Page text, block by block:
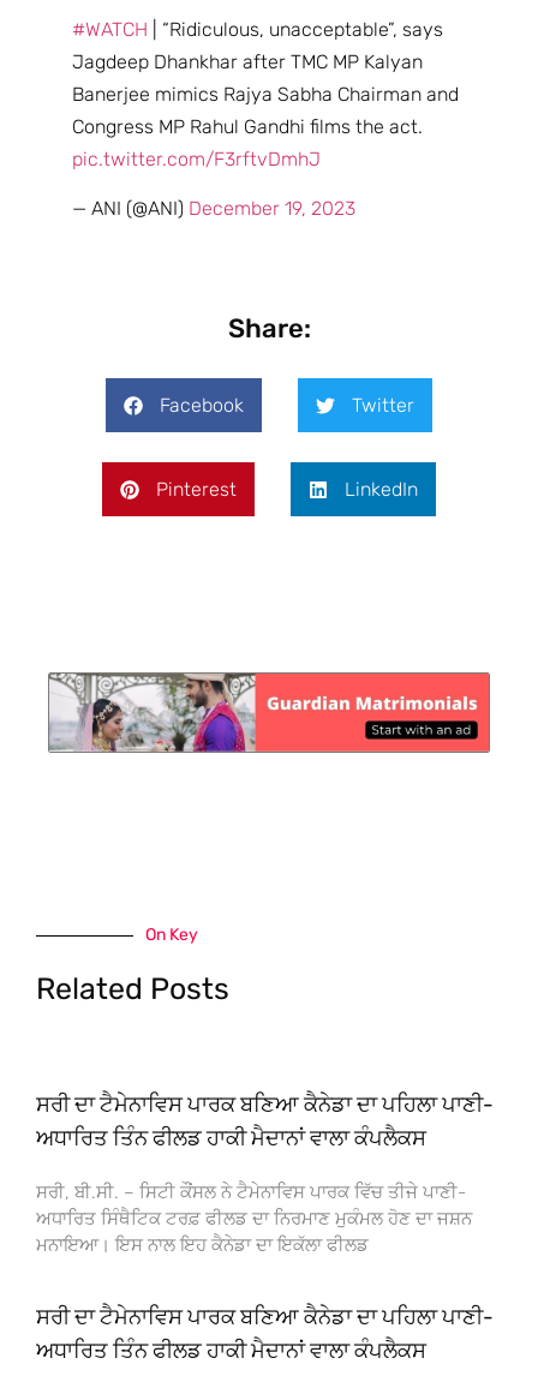
#WATCH | “Ridiculous, unacceptable”, says
Jagdeep Dhankhar after TMC MP Kalyan
Banerjee mimics Rajya Sabha Chairman and
Congress MP Rahul Gandhi films the act.
pic.twitter.com/F3rftvDmhJ
— ANI (@ANI) December 19, 2023
Share:
Facebook Twitter
Pinterest LinkedIn
On Key
Related Posts
ਸਰੀ ਦਾ ਟੈਮੇਨਾਵਿਸ ਪਾਰਕ ਬਣਿਆ ਕੈਨੇਡਾ ਦਾ ਪਹਿਲਾ ਪਾਣੀ-
ਅਧਾਰਿਤ ਤਿੰਨ ਫੀਲਡ ਹਾਕੀ ਮੈਦਾਨਾਂ ਵਾਲਾ ਕੰਪਲੈਕਸ
ਸਰੀ, ਬੀ.ਸੀ. – ਸਿਟੀ ਕੌਂਸਲ ਨੇ ਟੈਮੇਨਾਵਿਸ ਪਾਰਕ ਵਿੱਚ ਤੀਜੇ ਪਾਣੀ-
ਅਧਾਰਿਤ ਸਿੰਥੈਟਿਕ ਟਰਫ਼ ਫੀਲਡ ਦਾ ਨਿਰਮਾਣ ਮੁਕੰਮਲ ਹੋਣ ਦਾ ਜਸ਼ਨ
ਮਨਾਇਆ। ਇਸ ਨਾਲ ਇਹ ਕੈਨੇਡਾ ਦਾ ਇਕੱਲਾ ਫੀਲਡ
ਸਰੀ ਦਾ ਟੈਮੇਨਾਵਿਸ ਪਾਰਕ ਬਣਿਆ ਕੈਨੇਡਾ ਦਾ ਪਹਿਲਾ ਪਾਣੀ-
ਅਧਾਰਿਤ ਤਿੰਨ ਫੀਲਡ ਹਾਕੀ ਮੈਦਾਨਾਂ ਵਾਲਾ ਕੰਪਲੈਕਸ